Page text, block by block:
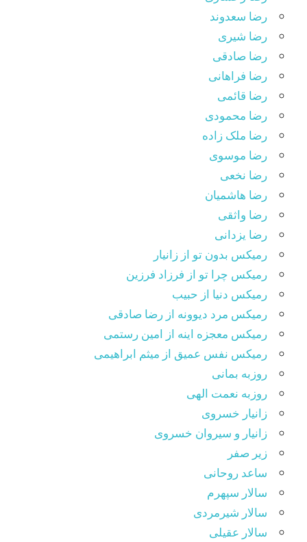
رضا سعدوند
رضا شیری
رضا صادقی
رضا فراهانی
رضا قائمی
رضا محمودی
رضا ملک زاده
رضا موسوی
رضا نخعی
رضا هاشمیان
رضا واثقی
رضا یزدانی
رمیکس بدون تو از زانیار
رمیکس چرا تو از فرزاد فرزین
رمیکس دنیا از حبیب
رمیکس مرد دیوونه از رضا صادقی
رمیکس معجزه اینه از امین رستمی
رمیکس نفس عمیق از میثم ابراهیمی
روزبه بمانی
روزبه نعمت الهی
زانیار خسروی
زانیار و سیروان خسروی
زیر صفر
ساعد روحانی
سالار سپهرم
سالار شیرمردی
سالار عقیلی